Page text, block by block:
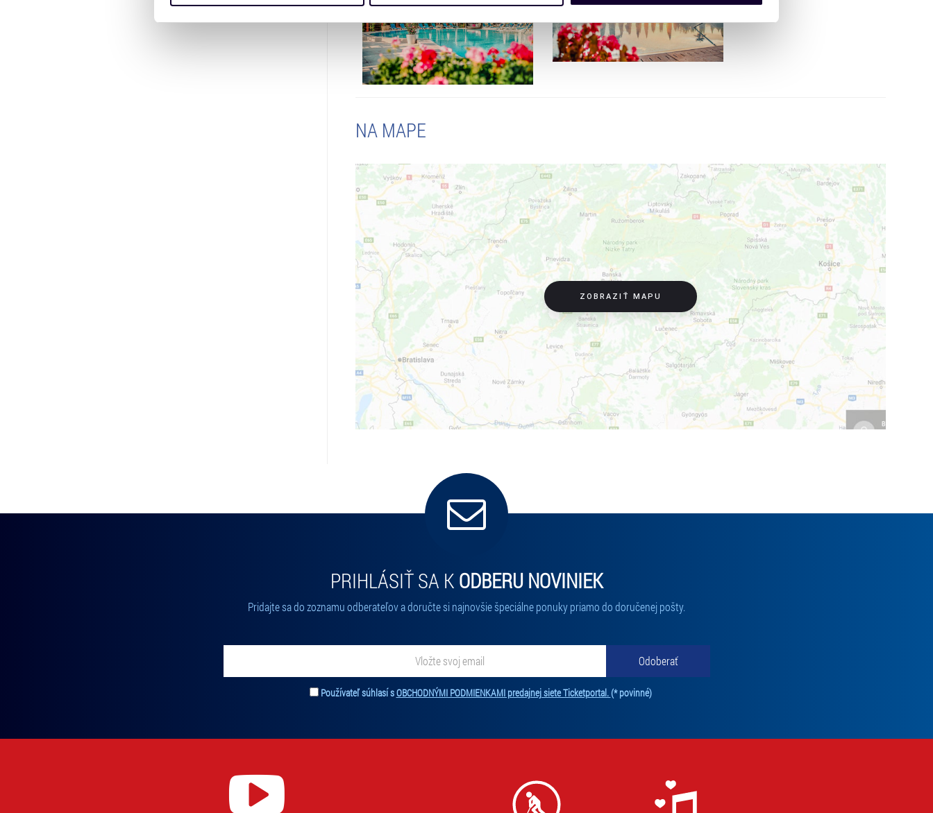
Jaké typy cookies používáme, naleznete níže. Možnosti zpracování upravíte zaškrtnutím příslušné varianty. Svoji volbu
můžete kdykoliv změnit v zápatí stránky v záložce „Cookies a jejich nastavení“.
NA MAPE
ZOBRAZIŤ MAPU
PRIHLÁSIŤ SA K ODBERU NOVINIEK
Pridajte sa do zoznamu odberateľov a doručte si najnovšie špeciálne ponuky priamo do doručenej pošty.
Odoberať
Zadajte svoju e-mailovú adresu, na ktorú vám budeme zasielať novinky. Vaša adresa nebude zdieľaná s tretími stranami.
Používateľ súhlasí sOBCHODNÝMI PODMIENKAMI predajnej siete Ticketportal. (* povinné)Tento súhlas je povinný na odber newslettra. Bez súhlasu nie je možné vás